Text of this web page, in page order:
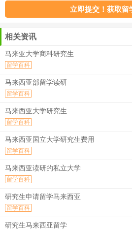
相关资讯
马来亚大学商科研究生
留学百科
马来西亚部留学读研
留学百科
马来西亚大学研究生
留学百科
马来西亚国立大学研究生费用
留学百科
马来西亚读研的私立大学
留学百科
研究生申请留学马来西亚
留学百科
研究生马来西亚留学